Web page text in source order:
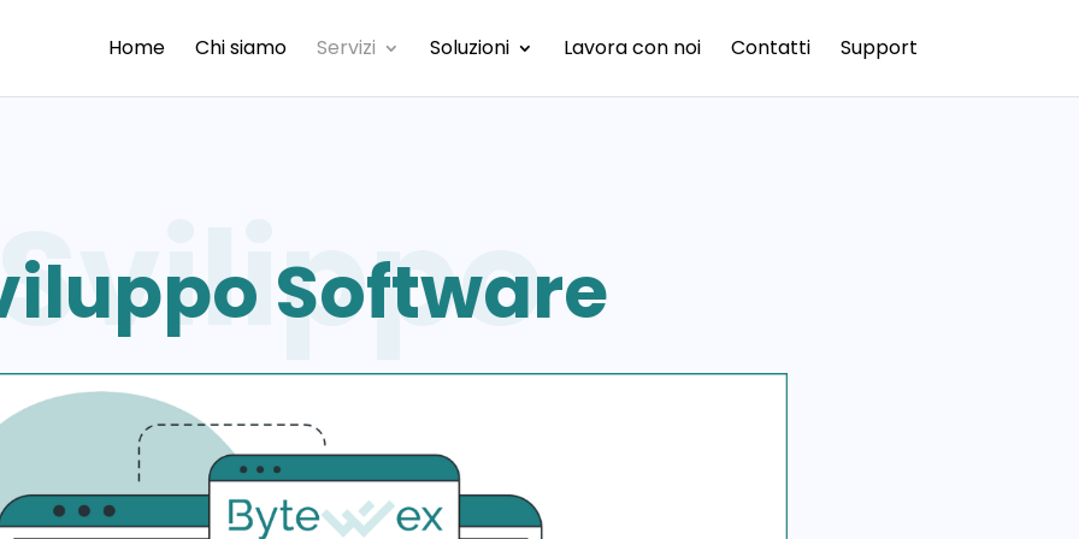
Home Chi siamo Servizi Soluzioni Lavora con noi Contatti Support
Software